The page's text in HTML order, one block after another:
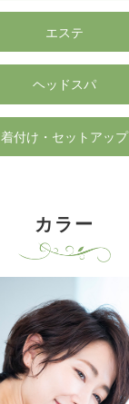
エステ
ヘッドスパ
着付け・セットアップ
カラー